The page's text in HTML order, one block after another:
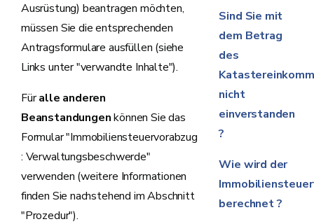
Ausrüstung) beantragen möchten,
müssen Sie die entsprechenden
Antragsformulare ausfüllen (siehe
Links unter "verwandte Inhalte").
Füralle anderen
Beanstandungenkönnen Sie das
Formular "Immobiliensteuervorabzug
: Verwaltungsbeschwerde"
verwenden (weitere Informationen
finden Sie nachstehend im Abschnitt
"Prozedur").
Sind Sie mit
dem Betrag
des
nicht
einverstanden
?
Wie wird der
berechnet ?